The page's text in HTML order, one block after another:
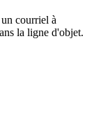
courriel à
la ligne d'objet.